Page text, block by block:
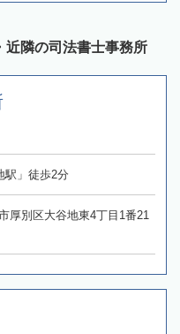
近隣の司法書士事務所
駅」徒歩2分
厚別区大谷地東4丁目1番21